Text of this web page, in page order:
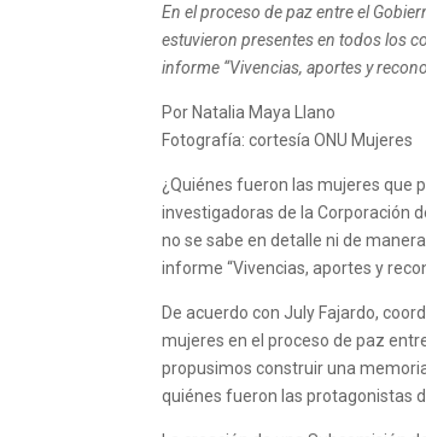
En el proceso de paz entre el
estuvieron presentes en todos los
informe “Vivencias, aportes y
Por Natalia Maya Llano
Fotografía: cortesía ONU Mujeres
¿Quiénes fueron las mujeres que
investigadoras de la Corporación
no se sabe en detalle ni de
informe “Vivencias, aportes y
De acuerdo con July Fajardo,
mujeres en el proceso de paz
propusimos construir una
quiénes fueron las protagonistas